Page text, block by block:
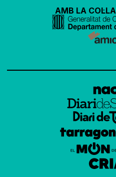
AMB LA